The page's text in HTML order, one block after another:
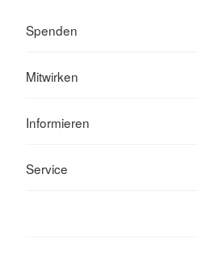
Spenden
Mitwirken
Informieren
Service